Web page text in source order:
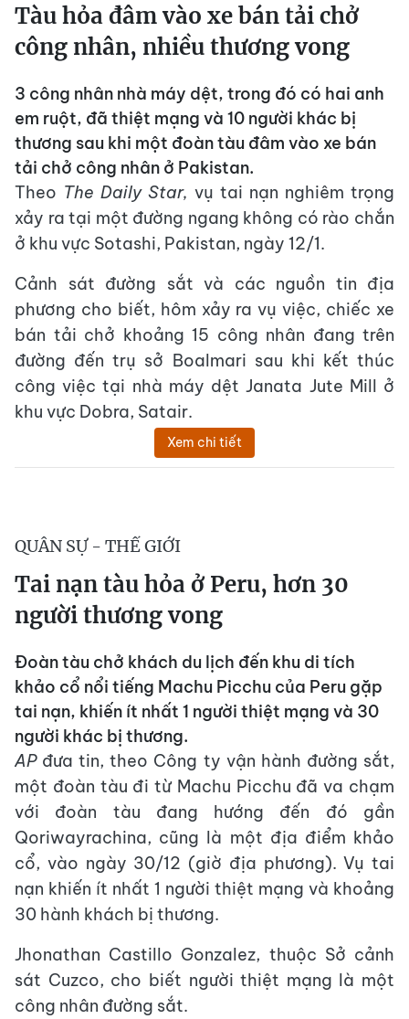
Tàu hỏa đâm vào xe bán tải chở
công nhân, nhiều thương vong
3 công nhân nhà máy dệt, trong đó có hai anh
em ruột, đã thiệt mạng và 10 người khác bị
thương sau khi một đoàn tàu đâm vào xe bán
tải chở công nhân ở Pakistan.
Theo The Daily Star, vụ tai nạn nghiêm trọng
xảy ra tại một đường ngang không có rào chắn
ở khu vực Sotashi, Pakistan, ngày 12/1.
Cảnh sát đường sắt và các nguồn tin địa
phương cho biết, hôm xảy ra vụ việc, chiếc xe
bán tải chở khoảng 15 công nhân đang trên
đường đến trụ sở Boalmari sau khi kết thúc
công việc tại nhà máy dệt Janata Jute Mill ở
khu vực Dobra, Satair.
Xem chi tiết
QUÂN SỰ - THẾ GIỚI
Tai nạn tàu hỏa ở Peru, hơn 30
người thương vong
Đoàn tàu chở khách du lịch đến khu di tích
khảo cổ nổi tiếng Machu Picchu của Peru gặp
tai nạn, khiến ít nhất 1 người thiệt mạng và 30
người khác bị thương.
APđưa tin, theo Công ty vận hành đường sắt,
một đoàn tàu đi từ Machu Picchu đã va chạm
với đoàn tàu đang hướng đến đó gần
Qoriwayrachina, cũng là một địa điểm khảo
cổ, vào ngày 30/12 (giờ địa phương). Vụ tai
nạn khiến ít nhất 1 người thiệt mạng và khoảng
30 hành khách bị thương.
Jhonathan Castillo Gonzalez, thuộc Sở cảnh
sát Cuzco, cho biết người thiệt mạng là một
công nhân đường sắt.